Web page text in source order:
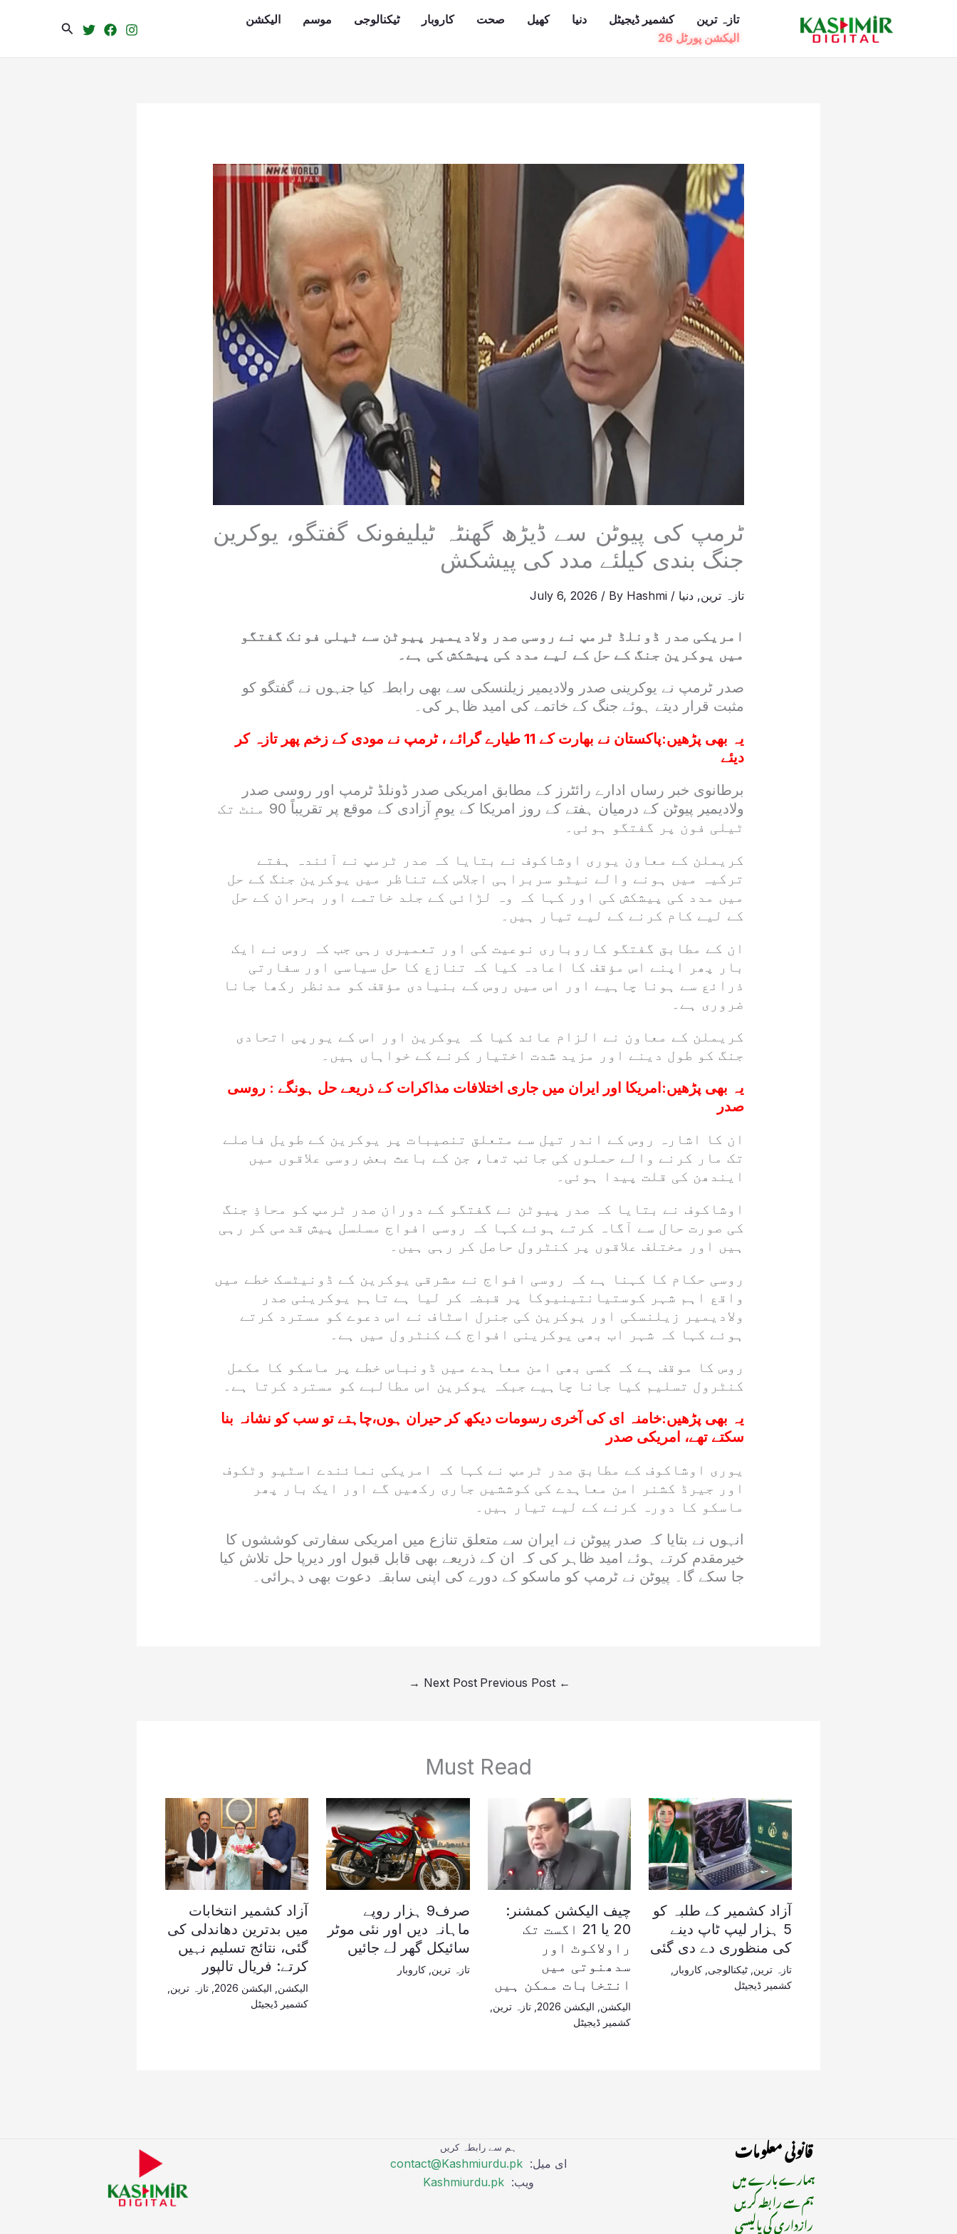
تازہ ترین کشمیر ڈیجیٹل دنیا کھیل صحت کاروبار ٹیکنالوجی موسم
الیکشن
الیکشن پورٹل 26
Search
ٹرمپ کی پیوٹن سے ڈیڑھ گھنٹہ ٹیلیفونک گفتگو، یوکرین
جنگ بندی کیلئے مدد کی پیشکش
تازہ ترین, دنیا /
July 6, 2026 / By Hashmi
امریکی صدر ڈونلڈ ٹرمپ نے روسی صدر ولادیمیر پیوٹن سے ٹیلی فونک گفتگو
میں یوکرین جنگ کے حل کے لیے مدد کی پیشکش کی ہے۔
صدر ٹرمپ نے یوکرینی صدر ولادیمیر زیلنسکی سے بھی رابطہ کیا جنہوں نے گفتگو کو
مثبت قرار دیتے ہوئے جنگ کے خاتمے کی امید ظاہر کی۔
یہ بھی پڑھیں:
پاکستان نے بھارت کے 11 طیارے گرائے ، ٹرمپ نے مودی کے زخم پھر تازہ کر
دیئے
برطانوی خبر رساں ادارے رائٹرز کے مطابق امریکی صدر ڈونلڈ ٹرمپ اور روسی صدر
ولادیمیر پیوٹن کے درمیان ہفتے کے روز امریکا کے یومِ آزادی کے موقع پر تقریباً 90 منٹ تک
ٹیلی فون پر گفتگو ہوئی۔
کریملن کے معاون یوری اوشاکوف نے بتایا کہ صدر ٹرمپ نے آئندہ ہفتے
ترکیہ میں ہونے والے نیٹو سربراہی اجلاس کے تناظر میں یوکرین جنگ کے حل
میں مدد کی پیشکش کی اور کہا کہ وہ لڑائی کے جلد خاتمے اور بحران کے حل
کے لیے کام کرنے کے لیے تیار ہیں۔
ان کے مطابق گفتگو کاروباری نوعیت کی اور تعمیری رہی جب کہ روس نے ایک
بار پھر اپنے اس مؤقف کا اعادہ کیا کہ تنازع کا حل سیاسی اور سفارتی
ذرائع سے ہونا چاہیے اور اس میں روس کے بنیادی مؤقف کو مدنظر رکھا جانا
ضروری ہے۔
کریملن کے معاون نے الزام عائد کیا کہ یوکرین اور اس کے یورپی اتحادی
جنگ کو طول دینے اور مزید شدت اختیار کرنے کے خواہاں ہیں۔
یہ بھی پڑھیں: امریکا اور ایران میں جاری اختلافات مذاکرات کے ذریعے حل ہونگے : روسی
صدر
ان کا اشارہ روس کے اندر تیل سے متعلق تنصیبات پر یوکرین کے طویل فاصلے
تک مار کرنے والے حملوں کی جانب تھا، جن کے باعث بعض روسی علاقوں میں
ایندھن کی قلت پیدا ہوئی۔
اوشاکوف نے بتایا کہ صدر پیوٹن نے گفتگو کے دوران صدر ٹرمپ کو محاذِ جنگ
کی صورت حال سے آگاہ کرتے ہوئے کہا کہ روسی افواج مسلسل پیش قدمی کر رہی
ہیں اور مختلف علاقوں پر کنٹرول حاصل کر رہی ہیں۔
روسی حکام کا کہنا ہے کہ روسی افواج نے مشرقی یوکرین کے ڈونیٹسک خطے میں
واقع اہم شہر کوستیانتینیوکا پر قبضہ کر لیا ہے تاہم یوکرینی صدر
ولادیمیر زیلنسکی اور یوکرین کی جنرل اسٹاف نے اس دعوے کو مسترد کرتے
ہوئے کہا کہ شہر اب بھی یوکرینی افواج کے کنٹرول میں ہے۔
روس کا موقف ہے کہ کسی بھی امن معاہدے میں ڈونباس خطے پر ماسکو کا مکمل
کنٹرول تسلیم کیا جانا چاہیے جبکہ یوکرین اس مطالبے کو مسترد کرتا ہے۔
یہ بھی پڑھیں:خامنہ ای کی آخری رسومات دیکھ کر حیران ہوں،چاہتے تو سب کو نشانہ بنا
سکتے تھے، امریکی صدر
یوری اوشاکوف کے مطابق صدر ٹرمپ نے کہا کہ امریکی نمائندے اسٹیو وٹکوف
اور جیرڈ کشنر امن معاہدے کی کوششیں جاری رکھیں گے اور ایک بار پھر
ماسکو کا دورہ کرنے کے لیے تیار ہیں۔
انہوں نے بتایا کہ صدر پیوٹن نے ایران سے متعلق تنازع میں امریکی سفارتی کوششوں کا
خیرمقدم کرتے ہوئے امید ظاہر کی کہ ان کے ذریعے بھی قابل قبول اور دیرپا حل تلاش کیا
جا سکے گا۔ پیوٹن نے ٹرمپ کو ماسکو کے دورے کی اپنی سابقہ دعوت بھی دہرائی۔
←
Next Post
→
Must Read
آزاد کشمیر کے طلبہ کو
5 ہزار لیپ ٹاپ دینے
کی منظوری دے دی گئی
تازہ ترین ٹیکنالوجی کاروبار
کشمیر ڈیجیٹل
چیف الیکشن کمشنر:
20 یا 21 اگست تک
راولاکوٹ اور
سدھنوتی میں
انتخابات ممکن ہیں
الیکشن الیکشن 2026 ,تازہ ترین
کشمیر ڈیجیٹل
صرف9 ہزار روپے
ماہانہ دیں اور نئی موٹر
سائیکل گھر لے جائیں
تازہ ترین ,کاروبار
آزاد کشمیر انتخابات
میں بدترین دھاندلی کی
گئی، نتائج تسلیم نہیں
کرتے: فریال تالپور
الیکشن الیکشن 2026 , تازہ ترین
کشمیر ڈیجیٹل
قانونی معلومات
ہمارے بارے میں
ہم سے رابطہ کریں
رازداری کی پالیسی
ہم سے رابطہ کریں
ای میل: contact@Kashmiurdu.pk
ویب: Kashmiurdu.pk